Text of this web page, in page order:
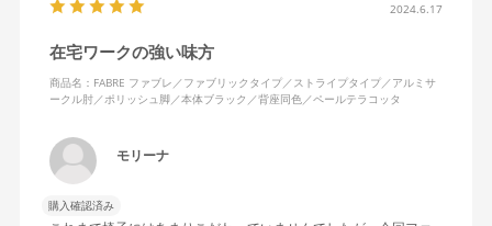
2024.6.17
在宅ワークの強い味方
商品名：FABRE ファブレ／ファブリックタイプ／ストライプタイプ／アルミサ
ークル肘／ポリッシュ脚／本体ブラック／背座同色／ペールテラコッタ
モリーナ
購入確認済み